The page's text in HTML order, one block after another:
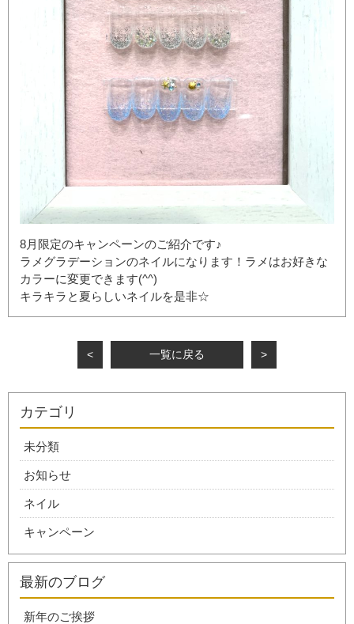
8月限定のキャンペーンのご紹介です♪
ラメグラデーションのネイルになります！ラメはお好きな
カラーに変更できます(^^)
キラキラと夏らしいネイルを是非☆
< 一覧に戻る >
カテゴリ
未分類
お知らせ
ネイル
キャンペーン
最新のブログ
新年のご挨拶